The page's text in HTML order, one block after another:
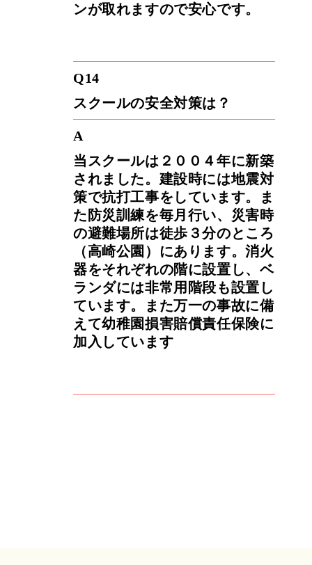
ンが取れますので安心です。
Q14
スクールの安全対策は？
A
当スクールは２００４年に新築
されました。建設時には地震対
策で抗打工事をしています。ま
た防災訓練を毎月行い、災害時
の避難場所は徒歩３分のところ
（高崎公園）にあります。消火
器をそれぞれの階に設置し、ベ
ランダには非常用階段も設置し
ています。また万一の事故に備
えて幼稚園損害賠償責任保険に
加入しています